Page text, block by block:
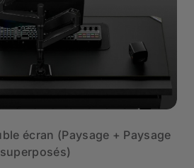
écran (Paysage + Paysage
superposés)